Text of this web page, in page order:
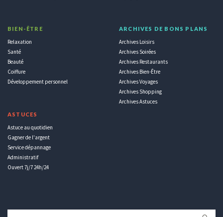
BIEN-ÊTRE
Relaxation
Santé
Beauté
Coiffure
Développement personnel
ASTUCES
Astuce au quotidien
Gagner de l'argent
Service dépannage
Administratif
Ouvert 7j/7 24h/24
ARCHIVES DE BONS PLANS
Archives Loisirs
Archives Soirées
Archives Restaurants
Archives Bien-Être
Archives Voyages
Archives Shopping
Archives Astuces